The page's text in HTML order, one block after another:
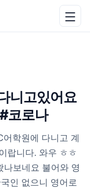
니고있어요
코로나
학원에 다니고 계
랍니다. 와우 ㅎㅎ
나보네요 불어와 영
인 없으니 영어로